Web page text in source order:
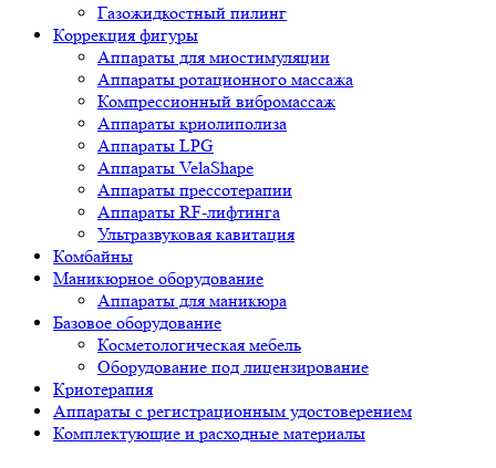
Газожидкостный пилинг
Коррекция фигуры
Аппараты для миостимуляции
Аппараты ротационного массажа
Компрессионный вибромассаж
Аппараты криолиполиза
Аппараты LPG
Аппараты VelaShape
Аппараты прессотерапии
Аппараты RF-лифтинга
Ультразвуковая кавитация
Комбайны
Маникюрное оборудование
Аппараты для маникюра
Базовое оборудование
Косметологическая мебель
Оборудование под лицензирование
Криотерапия
Аппараты c регистрационным удостоверением
Комплектующие и расходные материалы